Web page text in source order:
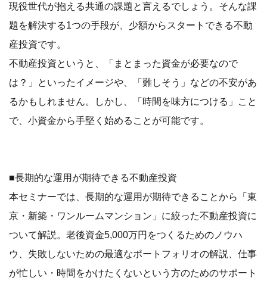
現役世代が抱える共通の課題と言えるでしょう。そんな課
題を解決する1つの手段が、少額からスタートできる不動
産投資です。
不動産投資というと、「まとまった資金が必要なので
は？」といったイメージや、「難しそう」などの不安があ
るかもしれません。しかし、「時間を味方につける」こと
で、小資金から手堅く始めることが可能です。
■長期的な運用が期待できる不動産投資
本セミナーでは、長期的な運用が期待できることから「東
京・新築・ワンルームマンション」に絞った不動産投資に
ついて解説。老後資金5,000万円をつくるためのノウハ
ウ、失敗しないための最適なポートフォリオの解説、仕事
が忙しい・時間をかけたくないという方のためのサポート